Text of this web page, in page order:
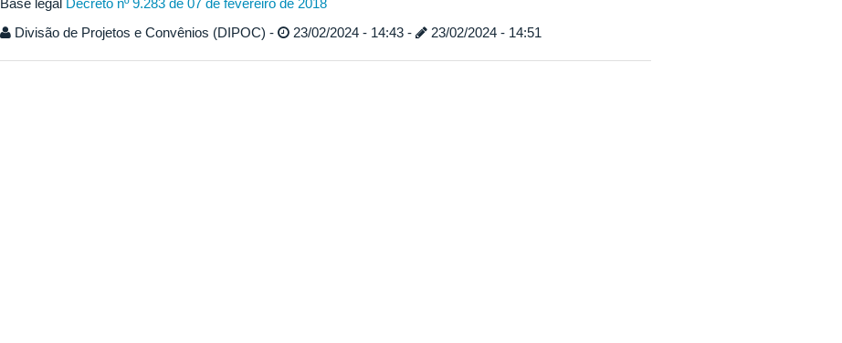
Base legal Decreto nº 9.283 de 07 de fevereiro de 2018
Divisão de Projetos e Convênios (DIPOC) -
23/02/2024 - 14:43 - 23/02/2024 - 14:51